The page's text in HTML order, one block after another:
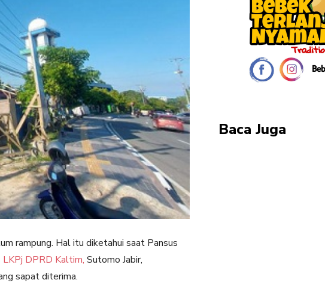
rampung. Hal itu diketahui saat Pansus
LKPj DPRD Kaltim, Sutomo Jabir,
sapat diterima.
Baca Juga